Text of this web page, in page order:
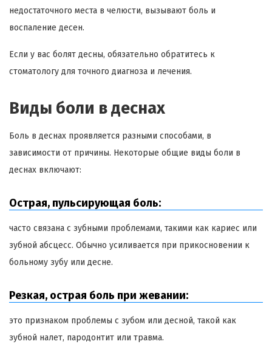
недостаточного места в челюсти, вызывают боль и
воспаление десен.
Если у вас болят десны, обязательно обратитесь к
стоматологу для точного диагноза и лечения.
Виды боли в деснах
Боль в деснах проявляется разными способами, в
зависимости от причины. Некоторые общие виды боли в
деснах включают:
Острая, пульсирующая боль:
часто связана с зубными проблемами, такими как кариес или
зубной абсцесс. Обычно усиливается при прикосновении к
больному зубу или десне.
Резкая, острая боль при жевании:
это признаком проблемы с зубом или десной, такой как
зубной налет, пародонтит или травма.